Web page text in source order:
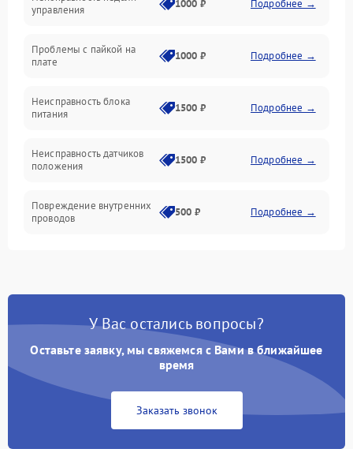
управления
1000 ₽ Подробнее →
Проблемы с пайкой на
плате
1000 ₽ Подробнее →
Неисправность блока
питания
1500 ₽ Подробнее →
Неисправность датчиков
положения
1500 ₽ Подробнее →
Повреждение внутренних
проводов
500 ₽ Подробнее →
У Вас остались вопросы?
Оставьте заявку, мы свяжемся с Вами в ближайшее
время
Заказать звонок